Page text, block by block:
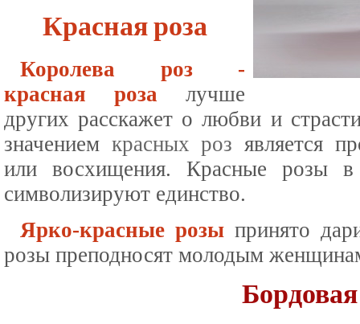
Красная роза
Королева роз -
красная роза лучше
других расскажет о любви и
значением красных роз является
или восхищения. Красные розы
символизируют единство.
Ярко-красные розы принято
розы преподносят молодым